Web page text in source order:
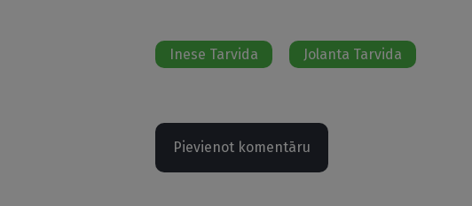
Inese Tarvida Jolanta Tarvida
Pievienot komentāru